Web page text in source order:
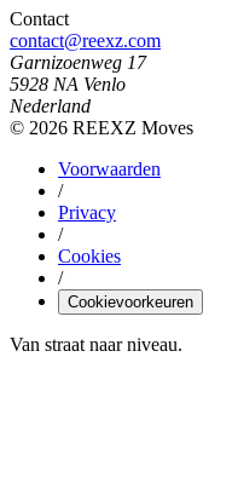
Contact
contact@reexz.com
Garnizoenweg 17
5928 NA Venlo
Nederland
© 2026 REEXZ Moves
Voorwaarden
/
Privacy
/
Cookies
/
Cookievoorkeuren
Van straat naar niveau.